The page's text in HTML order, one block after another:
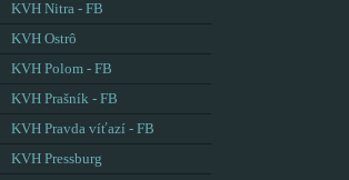
KVH Nitra - FB
KVH Ostrô
KVH Polom - FB
KVH Prašník - FB
KVH Pravda víťazí - FB
KVH Pressburg